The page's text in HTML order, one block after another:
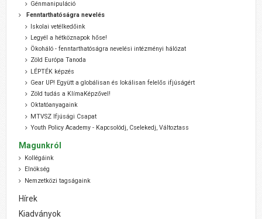
Génmanipuláció
Fenntarthatóságra nevelés
Iskolai vetélkedőink
Legyél a hétköznapok hőse!
Ökoháló - fenntarthatóságra nevelési intézményi hálózat
Zöld Európa Tanoda
LÉPTÉK képzés
Gear UP! Együtt a globálisan és lokálisan felelős ifjúságért
Zöld tudás a KlímaKépzővel!
Oktatóanyagaink
MTVSZ Ifjúsági Csapat
Youth Policy Academy - Kapcsolódj, Cselekedj, Változtass
Magunkról
Kollégáink
Elnökség
Nemzetközi tagságaink
Hírek
Kiadványok